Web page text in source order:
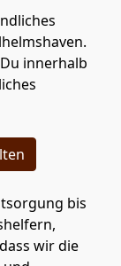
innerhalb
bis
wir die